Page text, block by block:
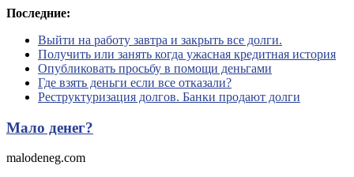
Перейти
содержимому
Последние:
Выйти на работу завтра и закрыть все долги.
Получить или занять когда ужасная кредитная история
Опубликовать просьбу в помощи деньгами
Где взять деньги если все отказали?
Реструктуризация долгов. Банки продают долги
Мало денег?
malodeneg.com